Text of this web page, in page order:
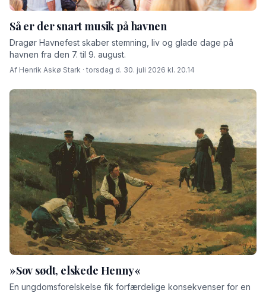
Så er der snart musik på havnen
Dragør Havnefest skaber stemning, liv og glade dage på
havnen fra den 7. til 9. august.
Af Henrik Askø Stark · torsdag d. 30. juli 2026 kl. 20.14
»Sov sødt, elskede Henny«
En ungdomsforelskelse fik forfærdelige konsekvenser for en